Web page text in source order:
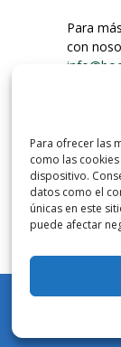
Para ofrecer las
como las
dispositivo.
datos como el
únicas en este
puede afectar
Para
con
Colocar
el botón
debajo
gatillo
por la
Los
más de
Aviator.